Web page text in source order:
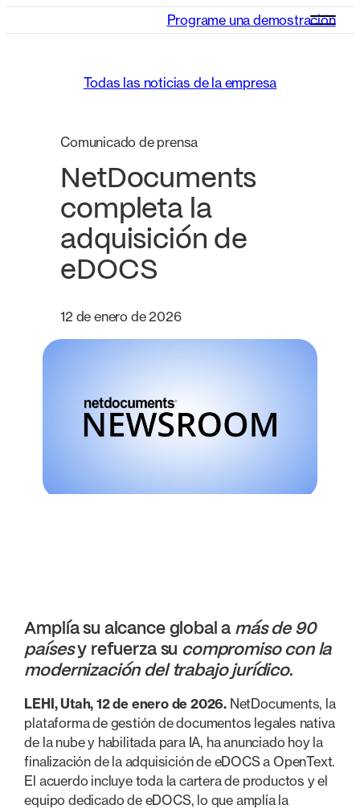
Programe una demostración
Todas las noticias de la empresa
Comunicado de prensa
NetDocuments
completa la
adquisición de
eDOCS
12 de enero de 2026
Amplía su alcance global a más de 90
paísesy refuerza su compromiso con la
modernización del trabajo jurídico.
LEHI, Utah, 12 de enero de 2026. NetDocuments, la
plataforma de gestión de documentos legales nativa
de la nube y habilitada para IA, ha anunciado hoy la
finalización de la adquisición de eDOCS a OpenText.
El acuerdo incluye toda la cartera de productos y el
equipo dedicado de eDOCS, lo que amplía la